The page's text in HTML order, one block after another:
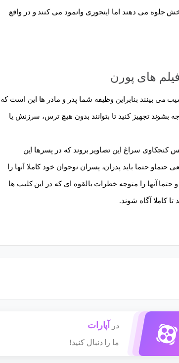
جلوه می دهند اما اینجوری وانمود می کنند و در واقع
های پورن
می بینند بنابراین وظیفه شما پدر و مادر ها این است که
تجهیز کنید تا بتوانند بدون هیچ ترس، سرزنش یا
سراغ این تصاویر بروند که در پسرها این
حتما باید پدران، پسران نوجوان خود کاملا آنها را
آنها را متوجه خطرات بالقوه ای که در این کلیپ ها
کاملا آگاه شوند.
در آپارات
ما را دنبال کنید!